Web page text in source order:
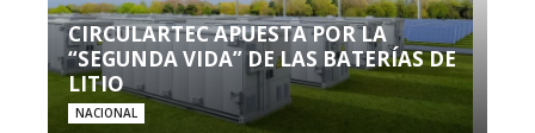
CIRCULARTEC APUESTA POR LA
“SEGUNDA VIDA” DE LAS BATERÍAS DE
LITIO
NACIONAL